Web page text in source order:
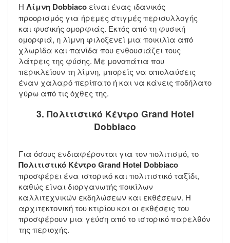
Η Λίμνη Dobbiaco είναι ένας ιδανικός
προορισμός για ήρεμες στιγμές περισυλλογής
και φυσικής ομορφιάς. Εκτός από τη φυσική
ομορφιά, η λίμνη φιλοξενεί μια ποικιλία από
χλωρίδα και πανίδα που ενθουσιάζει τους
λάτρεις της φύσης. Με μονοπάτια που
περικλείουν τη λίμνη, μπορείς να απολαύσεις
έναν χαλαρό περίπατο ή και να κάνεις ποδήλατο
γύρω από τις όχθες της.
3. Πολιτιστικό Κέντρο Grand Hotel
Dobbiaco
Για όσους ενδιαφέρονται για τον πολιτισμό, το
Πολιτιστικό Κέντρο Grand Hotel Dobbiaco
προσφέρει ένα ιστορικό και πολιτιστικό ταξίδι,
καθώς είναι διοργανωτής ποικίλων
καλλιτεχνικών εκδηλώσεων και εκθέσεων. Η
αρχιτεκτονική του κτιρίου και οι εκθέσεις του
προσφέρουν μια γεύση από το ιστορικό παρελθόν
της περιοχής.